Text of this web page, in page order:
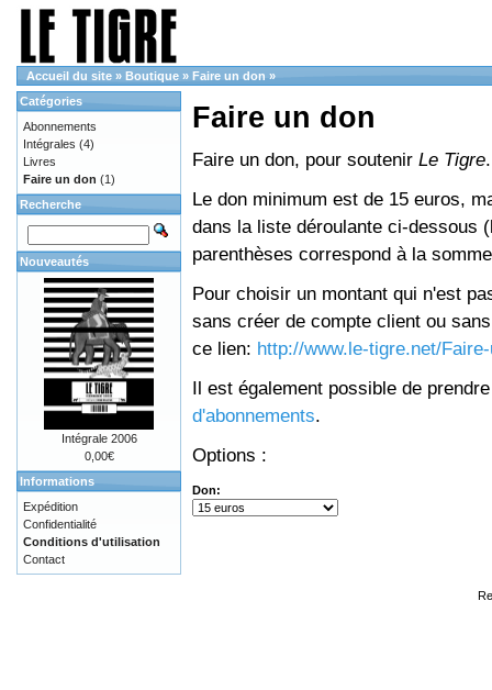
Accueil du site » Boutique » Faire un don »
Faire un don
Faire un don, pour soutenir Le Tigre.
Le don minimum est de 15 euros,
dans la liste déroulante ci-dessous
parenthèses correspond à la
Pour choisir un montant qui n'est
sans créer de compte client ou
ce lien: http://www.le-tigre.net/
Il est également possible de
d'abonnements.
Options :
Don:
Catégories
Abonnements
Intégrales (4)
Livres
Faire un don (1)
Recherche
Nouveautés
Intégrale 2006
0,00€
Informations
Expédition
Confidentialité
Conditions d'utilisation
Contact